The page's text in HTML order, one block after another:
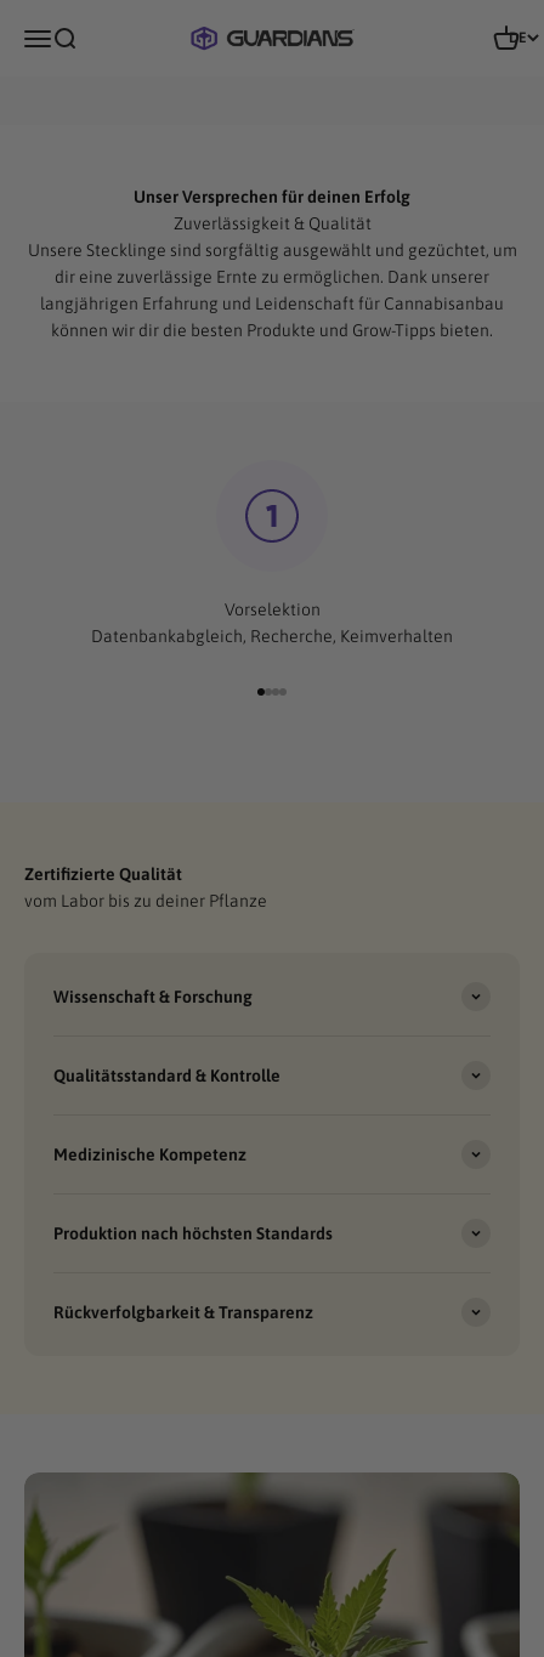
MenüSuche Guardians of Genetics DE
Guardians of Genetics®
Unser Versprechen für deinen Erfolg
Zuverlässigkeit & Qualität
Unsere Stecklinge sind sorgfältig ausgewählt und gezüchtet, um
dir eine zuverlässige Ernte zu ermöglichen. Dank unserer
langjährigen Erfahrung und Leidenschaft für Cannabisanbau
können wir dir die besten Produkte und Grow-Tipps bieten.
Vorselektion
Datenbankabgleich, Recherche, Keimverhalten
THC bis 28% – Cannabis Stecklinge und Samen versendet aus
Zertifizierte Qualität
vom Labor bis zu deiner Pflanze
Wissenschaft & Forschung
Qualitätsstandard & Kontrolle
Medizinische Kompetenz
Produktion nach höchsten Standards
Rückverfolgbarkeit & Transparenz